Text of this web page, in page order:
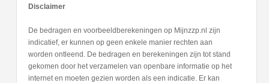
Disclaimer
De bedragen en voorbeeldberekeningen op Mijnzzp.nl zijn
indicatief, er kunnen op geen enkele manier rechten aan
worden ontleend. De bedragen en berekeningen zijn tot stand
gekomen door het verzamelen van openbare informatie op het
internet en moeten gezien worden als een indicatie. Er kan